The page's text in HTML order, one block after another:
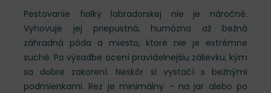
Pestovanie fialky labradorskej nie je náročné.
Vyhovuje jej priepustná, humózna až bežná
záhradná pôda a miesto, ktoré nie je extrémne
suché. Po výsadbe ocení pravidelnejšiu zálievku, kým
sa dobre zakorení. Neskôr si vystačí s bežnými
podmienkami. Rez je minimálny – na jar alebo po